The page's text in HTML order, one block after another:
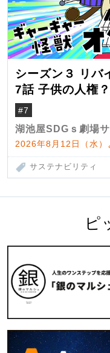
シーズン３ リバ
7話 子供の人権？
#7
湖池屋SDGｓ劇場
2026年8月12日（水
サステナビリティ
ピ